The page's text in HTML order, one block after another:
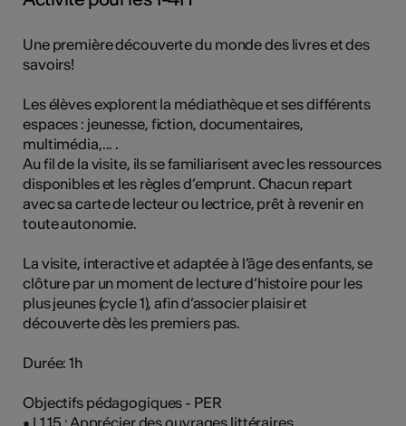
Une première découverte du monde des livres et des
savoirs!
Les élèves explorent la médiathèque et ses différents
espaces : jeunesse, fiction, documentaires,
multimédia,... .
Au fil de la visite, ils se familiarisent avec les ressources
disponibles et les règles d’emprunt. Chacun repart
avec sa carte de lecteur ou lectrice, prêt à revenir en
toute autonomie.
La visite, interactive et adaptée à l’âge des enfants, se
clôture par un moment de lecture d’histoire pour les
plus jeunes (cycle 1), afin d’associer plaisir et
découverte dès les premiers pas.
Durée: 1h
Objectifs pédagogiques - PER
• L1 15 : Apprécier des ouvrages littéraires